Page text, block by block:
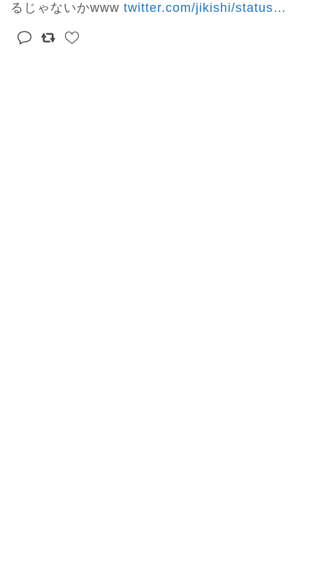
るじゃないかwww twitter.com/jikishi/status…